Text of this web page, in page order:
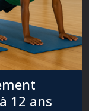
12 ans